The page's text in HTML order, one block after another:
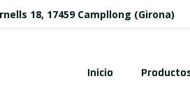
18, 17459 Campllong (Girona)
Inicio